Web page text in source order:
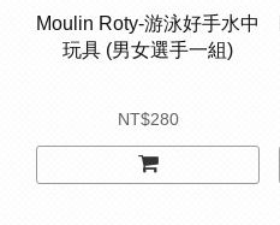
Moulin Roty-游泳好手水中
玩具 (男女選手一組)
NT$280